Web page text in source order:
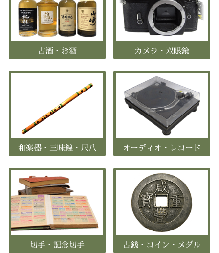
古酒・お酒 カメラ・双眼鏡
和楽器・三味線・尺八 オーディオ・レコード
切手・記念切手 古銭・コイン・メダル